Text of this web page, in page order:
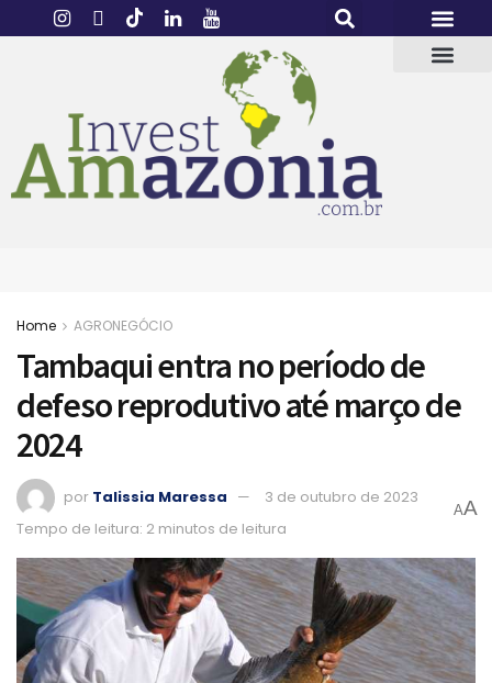
Home AGRONEGÓCIO
Tambaqui entra no período de
defeso reprodutivo até março de
2024
por Talissia Maressa
3 de outubro de 2023
Tempo de leitura: 2 minutos de leitura
AA